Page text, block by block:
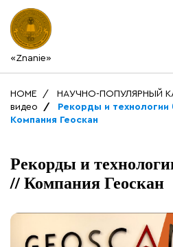
«Znanie»
HOME НАУЧНО-ПОПУЛЯРНЫЙ
видео
Рекорды и
Компания Геоскан
Рекорды и
// Компания Геоскан